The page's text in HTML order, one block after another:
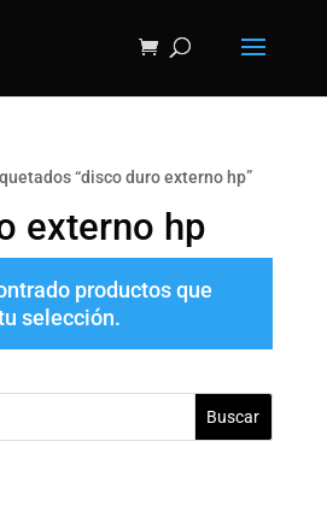
“disco duro externo hp”
externo hp
productos que
selección.
Buscar